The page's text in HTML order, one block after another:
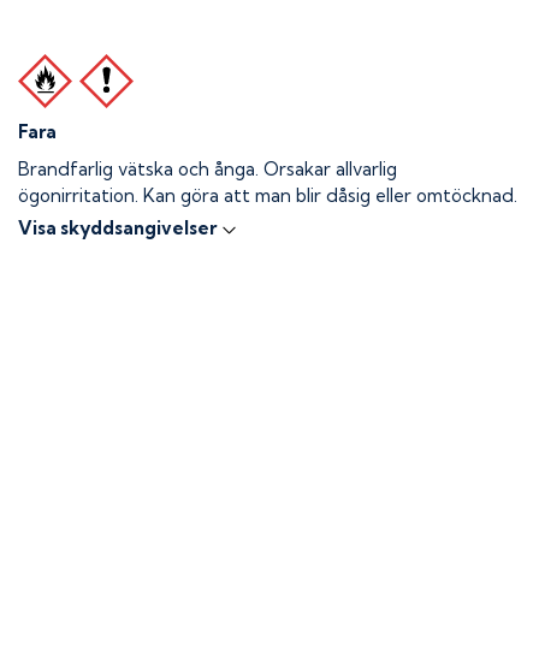
Fara
Brandfarlig vätska och ånga. Orsakar allvarlig
ögonirritation. Kan göra att man blir dåsig eller omtöcknad.
Visa skyddsangivelser